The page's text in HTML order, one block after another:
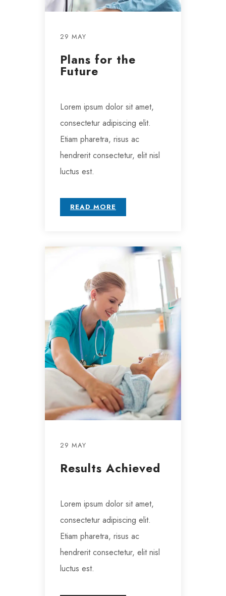
29 MAY
Plans for the
Future
Lorem ipsum dolor sit amet,
consectetur adipiscing elit.
Etiam pharetra, risus ac
hendrerit consectetur, elit nisl
luctus est.
READ MORE
29 MAY
Results Achieved
Lorem ipsum dolor sit amet,
consectetur adipiscing elit.
Etiam pharetra, risus ac
hendrerit consectetur, elit nisl
luctus est.